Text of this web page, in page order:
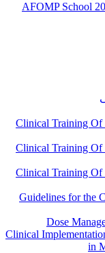
Clinical Training
Clinical Training
Clinical Training
Guidelines for
Dose
Clinical
in